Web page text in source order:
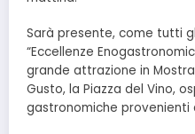
Sarà presente, come tutti
“Eccellenze
grande attrazione in
Gusto, la Piazza del Vino,
gastronomiche